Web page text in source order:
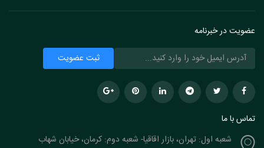
عضویت در خبرنامه
تماس با ما
شعبه اول: تهران، بازار اقاقیا- شعبه دوم: کرمان، خیابان شهاب